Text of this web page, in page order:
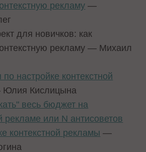
рекламу —
для новичков: как
рекламу — Михаил
настройке контекстной
Кислицына
весь бюджет на
рекламе или N антисоветов
контекстной рекламы —